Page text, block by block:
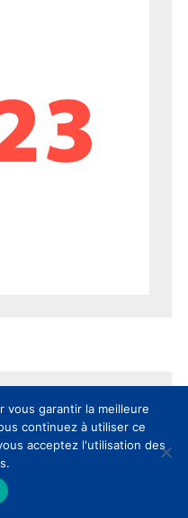
Nationales
vous garantir la meilleure
continuez à utiliser ce
acceptez l'utilisation des